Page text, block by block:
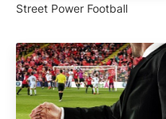
Street Power Football